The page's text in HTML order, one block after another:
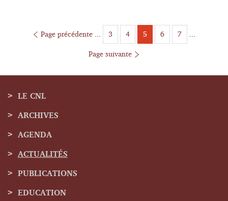
Page précédente... Page
3 Page
4 Page
5 Page
6 Page
7
...
Page suivante
Menu
de
navigation
LE CNL
ARCHIVES
AGENDA
ACTUALITÉS
PUBLICATIONS
EDUCATION